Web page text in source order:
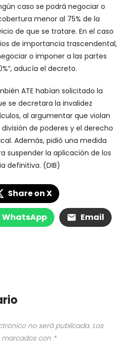
caso se podrá negociar o
menor al 75% de la
de que se tratare. En el caso
de importancia trascendental,
o imponer a las partes
aducía el decreto.
ATE habían solicitado la
se decretara la invalidez
al argumentar que violan
de poderes y el derecho
Además, pidió una medida
suspender la aplicación de los
definitiva. (DIB)
Share on X
WhatsApp Email
no será publicada. Los
con *